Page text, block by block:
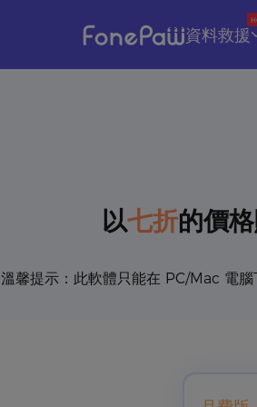
資料救援
以七折的價
溫馨提示：此軟體只能在 PC/Mac 電腦